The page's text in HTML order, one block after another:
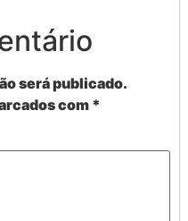
será publicado.
com *